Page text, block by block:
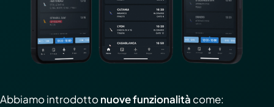
Abbiamo introdottonuove funzionalità come: